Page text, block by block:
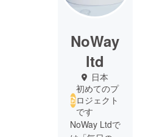
NoWay
ltd
日本
初めてのプ
ロジェクト
です
NoWay Ltdで